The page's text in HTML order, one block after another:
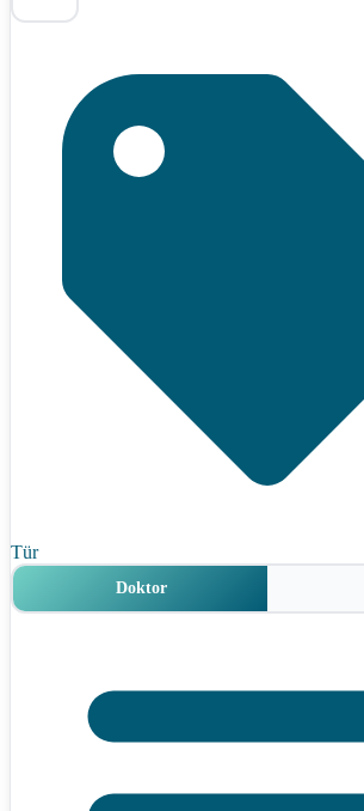
Tür
Doktor